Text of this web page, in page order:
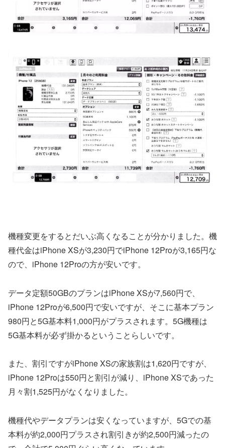
機種変更をするとだいぶ高くなることが分かりました。機
種代金はiPhone XSが3,230円でiPhone 12Proが3,165円な
ので、iPhone 12Proの方が安いです。
データ定額50GBのプランはiPhone XSが7,560円で、
iPhone 12Proが6,500円で安いですが、そこに基本プラン
980円と5G基本料1,000円がプラスされます。5G機種は
5G基本料が必ず掛かるということらしいです。
また、割引ですがiPhone XSの家族割は1,620円ですが、
iPhone 12Proは550円と割引が減り、iPhone XSであった
月々割1,525円がなくなりました。
機種代やデータプランは安くなっていますが、5Gでの基
本料が約2,000円プラスされ割引きが約2,500円減ったの